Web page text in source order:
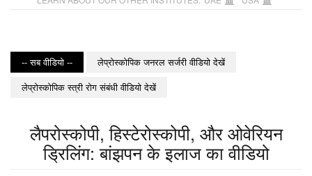
-- सब वीडियो --
लेप्रोस्कोपिक जनरल सर्जरी वीडियो देखें
लेप्रोस्कोपिक स्त्री रोग संबंधी वीडियो देखें
लैपरोस्कोपी, हिस्टेरोस्कोपी, और ओवेरियन
ड्रिलिंग: बांझपन के इलाज का वीडियो